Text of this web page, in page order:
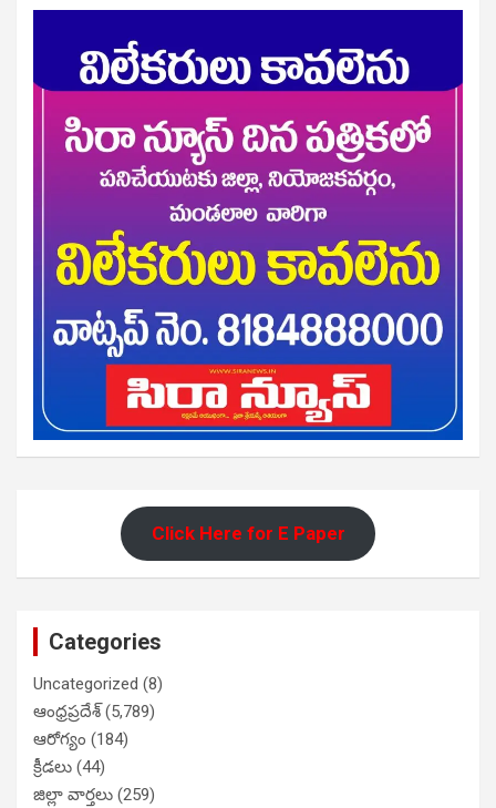
Click Here for E Paper
Categories
Uncategorized (8)
ఆంధ్రప్రదేశ్(5,789)
ఆరోగ్యం (184)
క్రీడలు (44)
జిల్లా వార్తలు (259)